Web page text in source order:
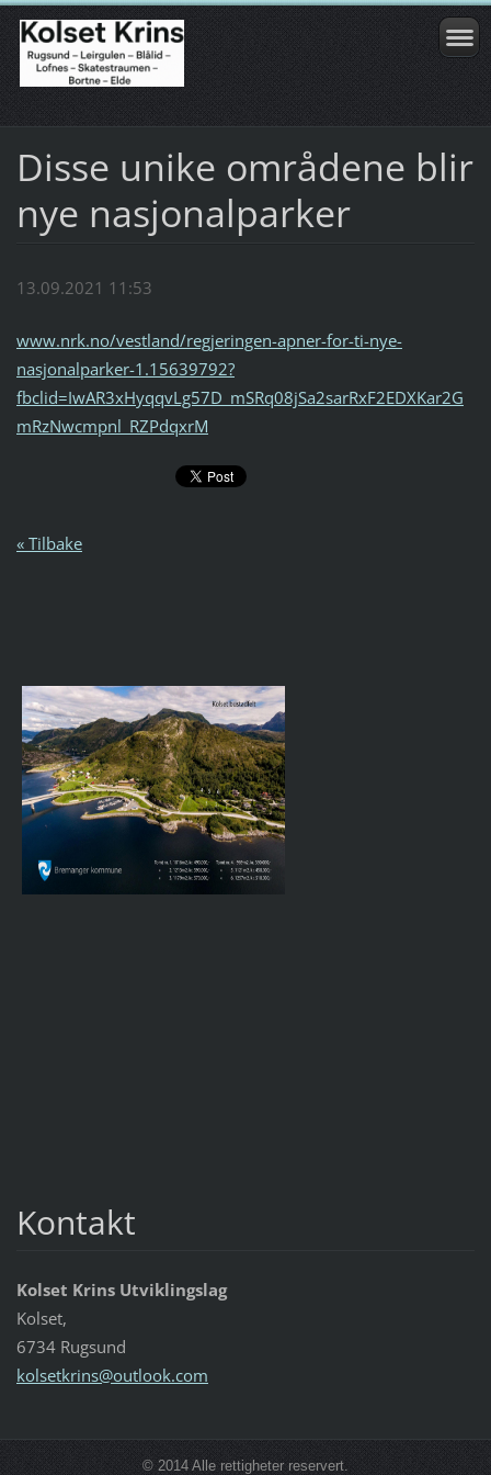
Disse unike områdene blir
nye nasjonalparker
13.09.2021 11:53
www.nrk.no/vestland/regjeringen-apner-for-ti-nye-
nasjonalparker-1.15639792?
fbclid=IwAR3xHyqqvLg57D_mSRq08jSa2sarRxF2EDXKar2G
mRzNwcmpnl_RZPdqxrM
« Tilbake
Kontakt
Kolset Krins Utviklingslag
Kolset,
6734 Rugsund
kolsetkrins@outlook.com
© 2014 Alle rettigheter reservert.